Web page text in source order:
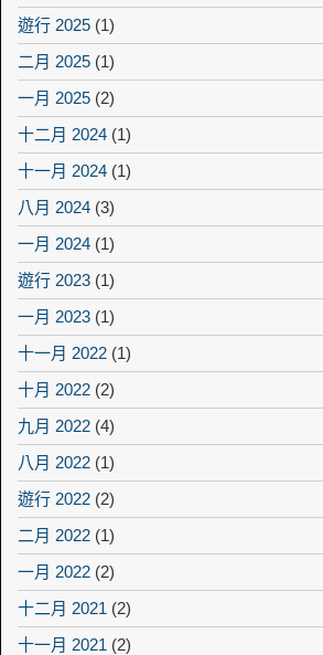
遊行 2025 (1)
二月 2025 (1)
一月 2025 (2)
十二月 2024 (1)
十一月 2024 (1)
八月 2024 (3)
一月 2024 (1)
遊行 2023 (1)
一月 2023 (1)
十一月 2022 (1)
十月 2022 (2)
九月 2022 (4)
八月 2022 (1)
遊行 2022 (2)
二月 2022 (1)
一月 2022 (2)
十二月 2021 (2)
十一月 2021 (2)